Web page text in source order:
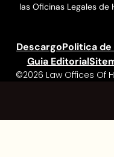
las Oficinas Legales de
DescargoPolitica
Guia Editorial
©2026 Law Offices Of